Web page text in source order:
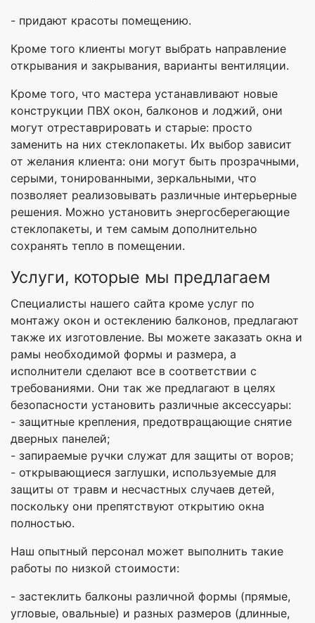
- придают красоты помещению.
Кроме того клиенты могут выбрать направление
открывания и закрывания, варианты вентиляции.
Кроме того, что мастера устанавливают новые
конструкции ПВХ окон, балконов и лоджий, они
могут отреставрировать и старые: просто
заменить на них стеклопакеты. Их выбор зависит
от желания клиента: они могут быть прозрачными,
серыми, тонированными, зеркальными, что
позволяет реализовывать различные интерьерные
решения. Можно установить энергосберегающие
стеклопакеты, и тем самым дополнительно
сохранять тепло в помещении.
Услуги, которые мы предлагаем
Специалисты нашего сайта кроме услуг по
монтажу окон и остеклению балконов, предлагают
также их изготовление. Вы можете заказать окна и
рамы необходимой формы и размера, а
исполнители сделают все в соответствии с
требованиями. Они так же предлагают в целях
безопасности установить различные аксессуары:
- защитные крепления, предотвращающие снятие
дверных панелей;
- запираемые ручки служат для защиты от воров;
- открывающиеся заглушки, используемые для
защиты от травм и несчастных случаев детей,
поскольку они препятствуют открытию окна
полностью.
Наш опытный персонал может выполнить такие
работы по низкой стоимости:
- застеклить балконы различной формы (прямые,
угловые, овальные) и разных размеров (длинные,